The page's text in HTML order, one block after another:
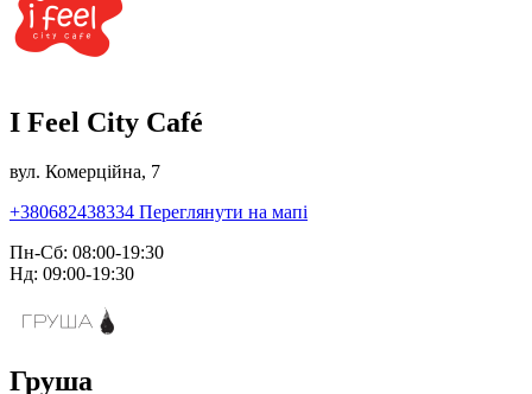
I Feel City Café
вул. Комерційна, 7
+380682438334 Переглянути на мапі
Пн-Сб: 08:00-19:30
Нд: 09:00-19:30
Груша